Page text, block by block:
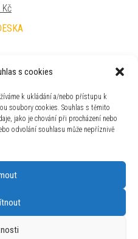
s cookies
k ukládání a/nebo přístupu k
soubory cookies. Souhlas s těmito
jako je chování při procházení nebo
odvolání souhlasu může nepříznivě
cena byla: 29 999 Kč.
KčAktuální cena je: 25 499 Kč.
byla: 499 Kč.
cena je: 369 Kč.
STOLEK, černá, barvy
byla: 999 Kč.
cena je: 739 Kč.
byla: 6 199 Kč.
Praha 4 IČ: 26454424